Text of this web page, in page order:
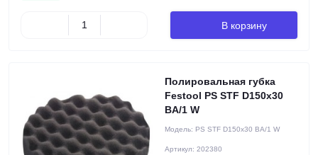
В корзину
Полировальная губка
Festool PS STF D150x30
BA/1 W
Модель: PS STF D150x30 BA/1 W
Артикул: 202380